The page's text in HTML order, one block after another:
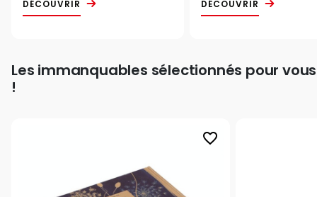
DÉCOUVRIR DÉCOUVRIR
Les immanquables sélectionnés pour vous
!
favorite_border